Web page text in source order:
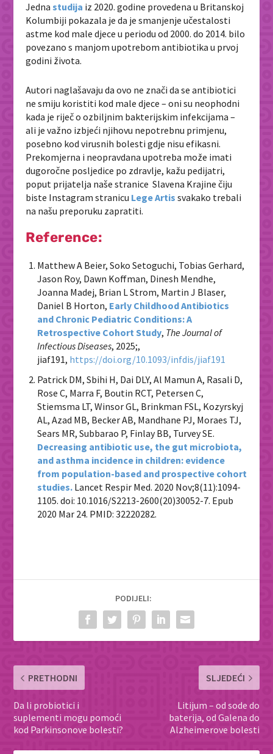
Jednastudija iz 2020. godine provedena u Britanskoj
Kolumbiji pokazala je da je smanjenje učestalosti
astme kod male djece u periodu od 2000. do 2014. bilo
povezano s manjom upotrebom antibiotika u prvoj
godini života.
Autori naglašavaju da ovo ne znači da se antibiotici
ne smiju koristiti kod male djece – oni su neophodni
kada je riječ o ozbiljnim bakterijskim infekcijama –
ali je važno izbjeći njihovu nepotrebnu primjenu,
posebno kod virusnih bolesti gdje nisu efikasni.
Prekomjerna i neopravdana upotreba može imati
dugoročne posljedice po zdravlje, kažu pedijatri,
poput prijatelja naše stranice Slavena Krajine čiju
biste Instagram stranicu Lege Artis svakako trebali
na našu preporuku zapratiti.
Reference:
Matthew A Beier, Soko Setoguchi, Tobias Gerhard,
Jason Roy, Dawn Koffman, Dinesh Mendhe,
Joanna Madej, Brian L Strom, Martin J Blaser,
Daniel B Horton, Early Childhood Antibiotics
and Chronic Pediatric Conditions: A
Retrospective Cohort Study, The Journal of
Infectious Diseases, 2025;,
jiaf191, https://doi.org/10.1093/infdis/jiaf191
Patrick DM, Sbihi H, Dai DLY, Al Mamun A, Rasali D,
Rose C, Marra F, Boutin RCT, Petersen C,
Stiemsma LT, Winsor GL, Brinkman FSL, Kozyrskyj
AL, Azad MB, Becker AB, Mandhane PJ, Moraes TJ,
Sears MR, Subbarao P, Finlay BB, Turvey SE.
Decreasing antibiotic use, the gut microbiota,
and asthma incidence in children: evidence
from population-based and prospective cohort
studies.Lancet Respir Med. 2020 Nov;8(11):1094-
1105. doi: 10.1016/S2213-2600(20)30052-7. Epub
2020 Mar 24. PMID: 32220282.
PODIJELI:
PRETHODNI
Da li probiotici i
suplementi mogu pomoći
kod Parkinsonove bolesti?
SLJEDEĆI
Litijum – od sode do
baterija, od Galena do
Alzheimerove bolesti